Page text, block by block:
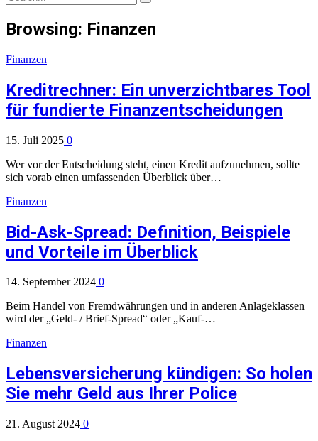
Browsing: Finanzen
Finanzen
Kreditrechner: Ein unverzichtbares Tool
für fundierte Finanzentscheidungen
15. Juli 2025 0
Wer vor der Entscheidung steht, einen Kredit aufzunehmen, sollte
sich vorab einen umfassenden Überblick über…
Finanzen
Bid-Ask-Spread: Definition, Beispiele
und Vorteile im Überblick
14. September 2024 0
Beim Handel von Fremdwährungen und in anderen Anlageklassen
wird der „Geld- / Brief-Spread“ oder „Kauf-…
Finanzen
Lebensversicherung kündigen: So holen
Sie mehr Geld aus Ihrer Police
21. August 2024 0